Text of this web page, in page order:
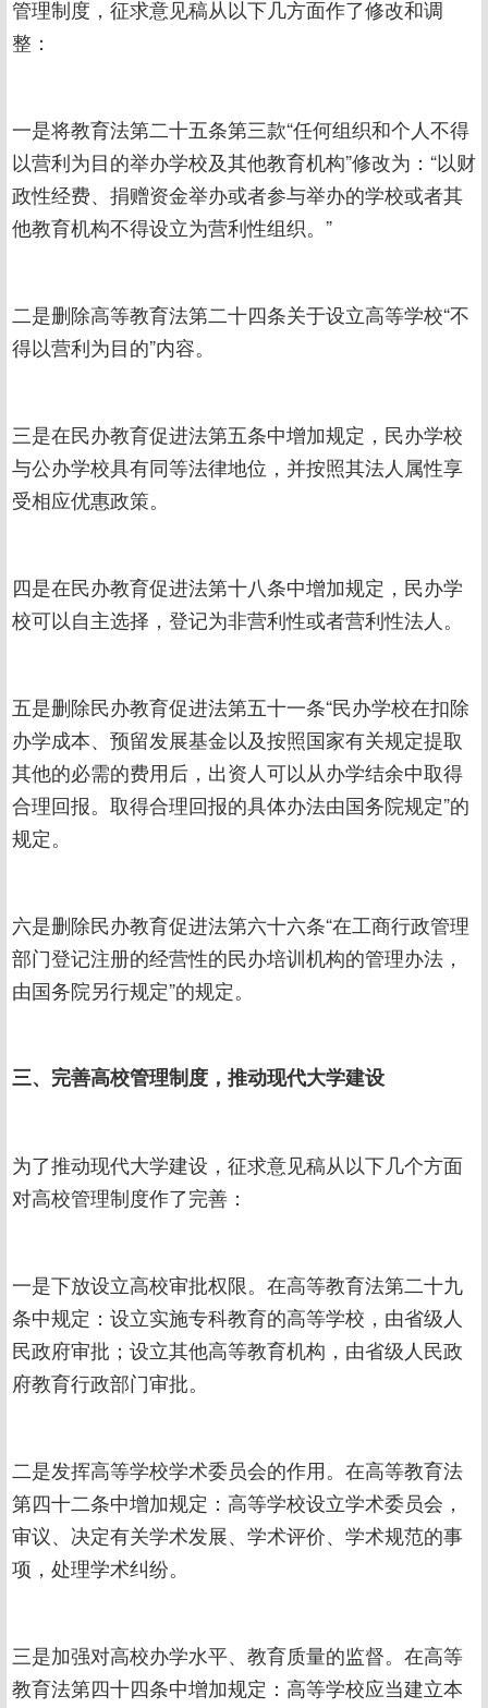
管理制度，征求意见稿从以下几方面作了修改和调
整：
一是将教育法第二十五条第三款“任何组织和个人不得
以营利为目的举办学校及其他教育机构”修改为：“以财
政性经费、捐赠资金举办或者参与举办的学校或者其
他教育机构不得设立为营利性组织。”
二是删除高等教育法第二十四条关于设立高等学校“不
得以营利为目的”内容。
三是在民办教育促进法第五条中增加规定，民办学校
与公办学校具有同等法律地位，并按照其法人属性享
受相应优惠政策。
四是在民办教育促进法第十八条中增加规定，民办学
校可以自主选择，登记为非营利性或者营利性法人。
五是删除民办教育促进法第五十一条“民办学校在扣除
办学成本、预留发展基金以及按照国家有关规定提取
其他的必需的费用后，出资人可以从办学结余中取得
合理回报。取得合理回报的具体办法由国务院规定”的
规定。
六是删除民办教育促进法第六十六条“在工商行政管理
部门登记注册的经营性的民办培训机构的管理办法，
由国务院另行规定”的规定。
三、完善高校管理制度，推动现代大学建设
为了推动现代大学建设，征求意见稿从以下几个方面
对高校管理制度作了完善：
一是下放设立高校审批权限。在高等教育法第二十九
条中规定：设立实施专科教育的高等学校，由省级人
民政府审批；设立其他高等教育机构，由省级人民政
府教育行政部门审批。
二是发挥高等学校学术委员会的作用。在高等教育法
第四十二条中增加规定：高等学校设立学术委员会，
审议、决定有关学术发展、学术评价、学术规范的事
项，处理学术纠纷。
三是加强对高校办学水平、教育质量的监督。在高等
教育法第四十四条中增加规定：高等学校应当建立本